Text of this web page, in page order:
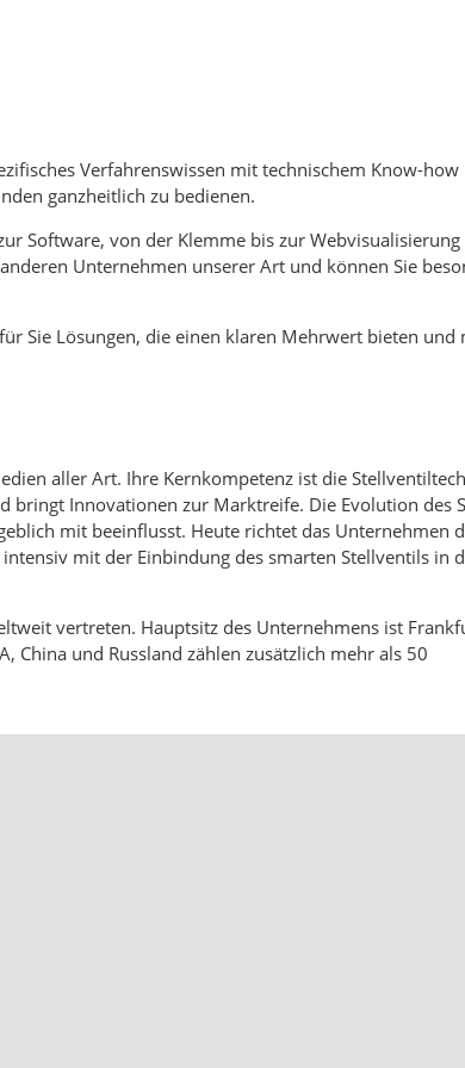
Verfahrenswissen mit technischem Know-
ganzheitlich zu bedienen.
Software, von der Klemme bis zur
Unternehmen unserer Art und können Sie
Sie Lösungen, die einen klaren Mehrwert bieten
aller Art. Ihre Kernkompetenz ist die
bringt Innovationen zur Marktreife. Die Evolution des
mit beeinflusst. Heute richtet das Unternehmen
mit der Einbindung des smarten Stellventils in
vertreten. Hauptsitz des Unternehmens ist
China und Russland zählen zusätzlich mehr als 50